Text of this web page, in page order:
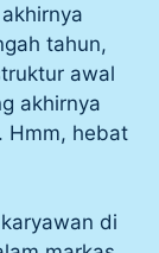
tahun,
awal
akhirnya
Hmm, hebat
di